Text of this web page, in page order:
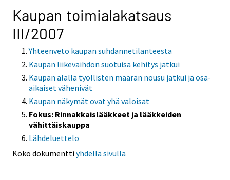
Kaupan toimialakatsaus
III/2007
Yhteenveto kaupan suhdannetilanteesta
Kaupan liikevaihdon suotuisa kehitys jatkui
Kaupan alalla työllisten määrän nousu jatkui ja osa-
aikaiset vähenivät
Kaupan näkymät ovat yhä valoisat
Fokus: Rinnakkaislääkkeet ja lääkkeiden
vähittäiskauppa
Lähdeluettelo
Koko dokumenttiyhdellä sivulla